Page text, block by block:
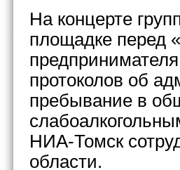
На концерте
площадке перед
протоколов об
пребывание в
НИА-Томск
области.